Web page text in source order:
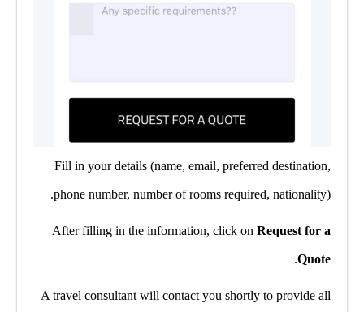
Fill in your details (name, email, preferred destination,
phone number, number of rooms required, nationality).
After filling in the information, click on Request for a
Quote
.
A travel consultant will contact you shortly to provide all